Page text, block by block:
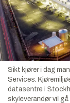
Sikt kjører i dag
Services.
datasentre i
skyleverandør vil